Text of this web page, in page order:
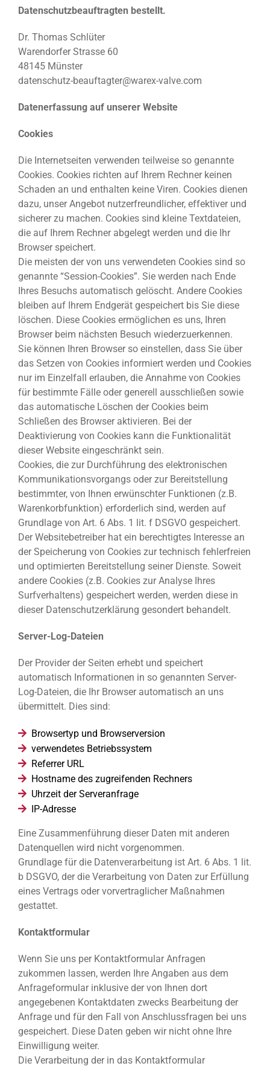
Datenschutzbeauftragten bestellt.
Dr. Thomas Schlüter
Warendorfer Strasse 60
48145 Münster
datenschutz-beauftagter@warex-valve.com
Datenerfassung auf unserer Website
Cookies
Die Internetseiten verwenden teilweise so genannte
Cookies. Cookies richten auf Ihrem Rechner keinen
Schaden an und enthalten keine Viren. Cookies dienen
dazu, unser Angebot nutzerfreundlicher, effektiver und
sicherer zu machen. Cookies sind kleine Textdateien,
die auf Ihrem Rechner abgelegt werden und die Ihr
Browser speichert.
Die meisten der von uns verwendeten Cookies sind so
genannte “Session-Cookies”. Sie werden nach Ende
Ihres Besuchs automatisch gelöscht. Andere Cookies
bleiben auf Ihrem Endgerät gespeichert bis Sie diese
löschen. Diese Cookies ermöglichen es uns, Ihren
Browser beim nächsten Besuch wiederzuerkennen.
Sie können Ihren Browser so einstellen, dass Sie über
das Setzen von Cookies informiert werden und Cookies
nur im Einzelfall erlauben, die Annahme von Cookies
für bestimmte Fälle oder generell ausschließen sowie
das automatische Löschen der Cookies beim
Schließen des Browser aktivieren. Bei der
Deaktivierung von Cookies kann die Funktionalität
dieser Website eingeschränkt sein.
Cookies, die zur Durchführung des elektronischen
Kommunikationsvorgangs oder zur Bereitstellung
bestimmter, von Ihnen erwünschter Funktionen (z.B.
Warenkorbfunktion) erforderlich sind, werden auf
Grundlage von Art. 6 Abs. 1 lit. f DSGVO gespeichert.
Der Websitebetreiber hat ein berechtigtes Interesse an
der Speicherung von Cookies zur technisch fehlerfreien
und optimierten Bereitstellung seiner Dienste. Soweit
andere Cookies (z.B. Cookies zur Analyse Ihres
Surfverhaltens) gespeichert werden, werden diese in
dieser Datenschutzerklärung gesondert behandelt.
Server-Log-Dateien
Der Provider der Seiten erhebt und speichert
automatisch Informationen in so genannten Server-
Log-Dateien, die Ihr Browser automatisch an uns
übermittelt. Dies sind:
Browsertyp und Browserversion
verwendetes Betriebssystem
Referrer URL
Hostname des zugreifenden Rechners
Uhrzeit der Serveranfrage
IP-Adresse
Eine Zusammenführung dieser Daten mit anderen
Datenquellen wird nicht vorgenommen.
Grundlage für die Datenverarbeitung ist Art. 6 Abs. 1 lit.
b DSGVO, der die Verarbeitung von Daten zur Erfüllung
eines Vertrags oder vorvertraglicher Maßnahmen
gestattet.
Kontaktformular
Wenn Sie uns per Kontaktformular Anfragen
zukommen lassen, werden Ihre Angaben aus dem
Anfrageformular inklusive der von Ihnen dort
angegebenen Kontaktdaten zwecks Bearbeitung der
Anfrage und für den Fall von Anschlussfragen bei uns
gespeichert. Diese Daten geben wir nicht ohne Ihre
Einwilligung weiter.
Die Verarbeitung der in das Kontaktformular